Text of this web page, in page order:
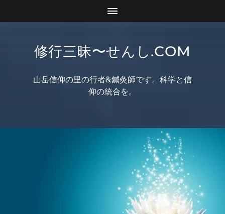
修行三昧〜せんし.COM
山岳信仰の里の行者&鍼灸師です。科学と信
仰の統合を。